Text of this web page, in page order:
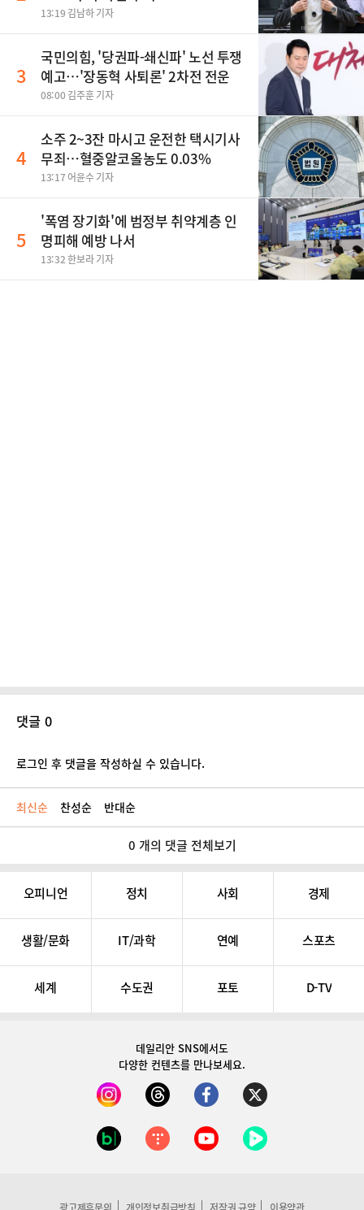
13:19 김남하 기자
3
국민의힘, '당권파-쇄신파' 노선 투쟁
예고…'장동혁 사퇴론' 2차전 전운
08:00 김주훈 기자
4
소주 2~3잔 마시고 운전한 택시기사
무죄…혈중알코올농도 0.03%
13:17 어윤수 기자
5
'폭염 장기화'에 범정부 취약계층 인
명피해 예방 나서
13:32 한보라 기자
댓글 0
로그인 후 댓글을 작성하실 수 있습니다.
최신순 찬성순 반대순
0 개의 댓글 전체보기
오피니언 정치 사회 경제
생활/문화 IT/과학 연예 스포츠
세계 수도권 포토 D-TV
데일리안 SNS에서도
다양한 컨텐츠를 만나보세요.